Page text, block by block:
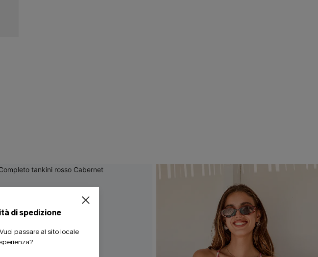
di spedizione
Vuoi passare al sito locale
20% DI SCONTO SU 2 O PIÙ ARTICOLI